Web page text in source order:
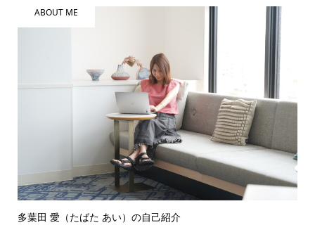
ABOUT ME
多葉田 愛（たばた あい）の自己紹介